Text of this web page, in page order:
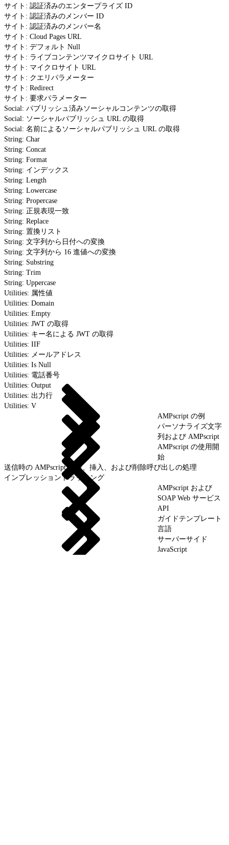
サイト: 認証済みのエンタープライズ ID
サイト: 認証済みのメンバー ID
サイト: 認証済みのメンバー名
サイト: Cloud Pages URL
サイト: デフォルト Null
サイト: ライブコンテンツマイクロサイト URL
サイト: マイクロサイト URL
サイト: クエリパラメーター
サイト: Redirect
サイト: 要求パラメーター
Social: パブリッシュ済みソーシャルコンテンツの取得
Social: ソーシャルパブリッシュ URL の取得
Social: 名前によるソーシャルパブリッシュ URL の取得
String: Char
String: Concat
String: Format
String: インデックス
String: Length
String: Lowercase
String: Propercase
String: 正規表現一致
String: Replace
String: 置換リスト
String: 文字列から日付への変換
String: 文字列から 16 進値への変換
String: Substring
String: Trim
String: Uppercase
Utilities: 属性値
Utilities: Domain
Utilities: Empty
Utilities: JWT の取得
Utilities: キー名による JWT の取得
Utilities: IIF
Utilities: メールアドレス
Utilities: Is Null
Utilities: 電話番号
Utilities: Output
Utilities: 出力行
Utilities: V
AMPscript の例
パーソナライズ文字
列および AMPscript
AMPscript の使用開
始
送信時の AMPscript 更新、挿入、および削除呼び出しの処理
インプレッショントラッキング
AMPscript および
SOAP Web サービス
API
ガイドテンプレート
言語
サーバーサイド
JavaScript